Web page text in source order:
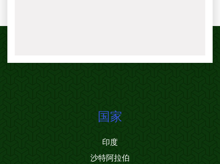
国家
印度
沙特阿拉伯